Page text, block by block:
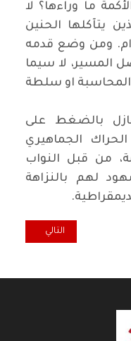
ما وراءها؟ لا
يتآكلها الحنين
ومن وضع قدمه
المسير، لا سيما
المحاسبة او سلطة
بالضغط على
الجماهيري
من قبل النواب
لهم بالنزاهة
المتشابكة والوزير الجديد!
المقال التالي:
التالي